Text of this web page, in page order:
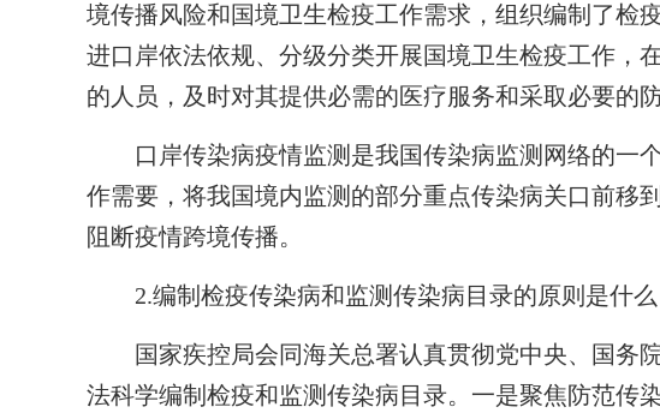
境传播风险和国境卫生检疫工作需求，组织编制了检
进口岸依法依规、分级分类开展国境卫生检疫工作，
的人员，及时对其提供必需的医疗服务和采取必要的防
口岸传染病疫情监测是我国传染病监测网络的一
作需要，将我国境内监测的部分重点传染病关口前移
阻断疫情跨境传播。
2.编制检疫传染病和监测传染病目录的原则是什么
国家疾控局会同海关总署认真贯彻党中央、国务
法科学编制检疫和监测传染病目录。一是聚焦防范传